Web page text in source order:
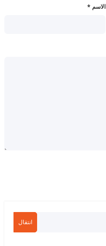
الاسم *
انتقال